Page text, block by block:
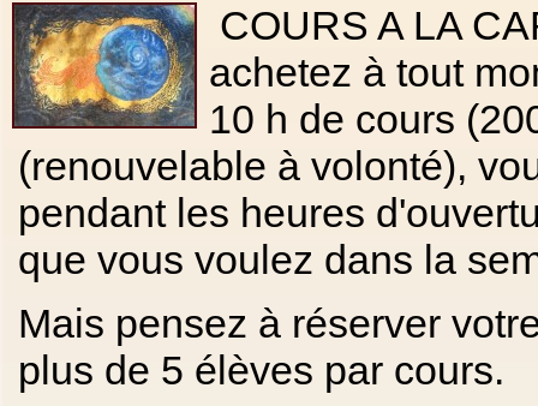
COURS A LA
achetez à tout
10 h de cours
(renouvelable à volonté),
pendant les heures
que vous voulez dans la
Mais pensez à réserver
plus de 5 élèves par cours.